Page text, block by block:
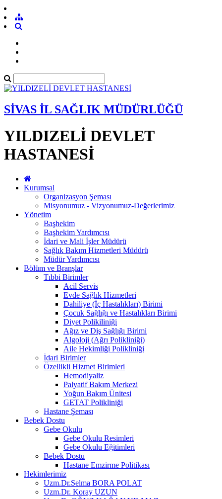
SİVAS İL SAĞLIK MÜDÜRLÜĞÜ
YILDIZELİ DEVLET
HASTANESİ
Kurumsal
Organizasyon Şeması
Misyonumuz - Vizyonumuz-Değerlerimiz
Yönetim
Başhekim
Başhekim Yardımcısı
İdari ve Mali İşler Müdürü
Sağlık Bakım Hizmetleri Müdürü
Müdür Yardımcısı
Bölüm ve Branşlar
Tıbbi Birimler
Acil Servis
Evde Sağlık Hizmetleri
Dahiliye (İç Hastalıkları) Birimi
Çocuk Sağlığı ve Hastalıkları Birimi
Diyet Polikiliniği
Ağız ve Diş Sağlığı Birimi
Algoloji (Ağrı Polikliniği)
Aile Hekimliği Polikliniği
İdari Birimler
Özellikli Hizmet Birimleri
Hemodiyaliz
Palyatif Bakım Merkezi
Yoğun Bakım Ünitesi
GETAT Polikliniği
Hastane Şeması
Bebek Dostu
Gebe Okulu
Gebe Okulu Resimleri
Gebe Okulu Eğitimleri
Bebek Dostu
Hastane Emzirme Politikası
Hekimlerimiz
Uzm.Dr.Selma BORA POLAT
Uzm.Dr. Koray UZUN